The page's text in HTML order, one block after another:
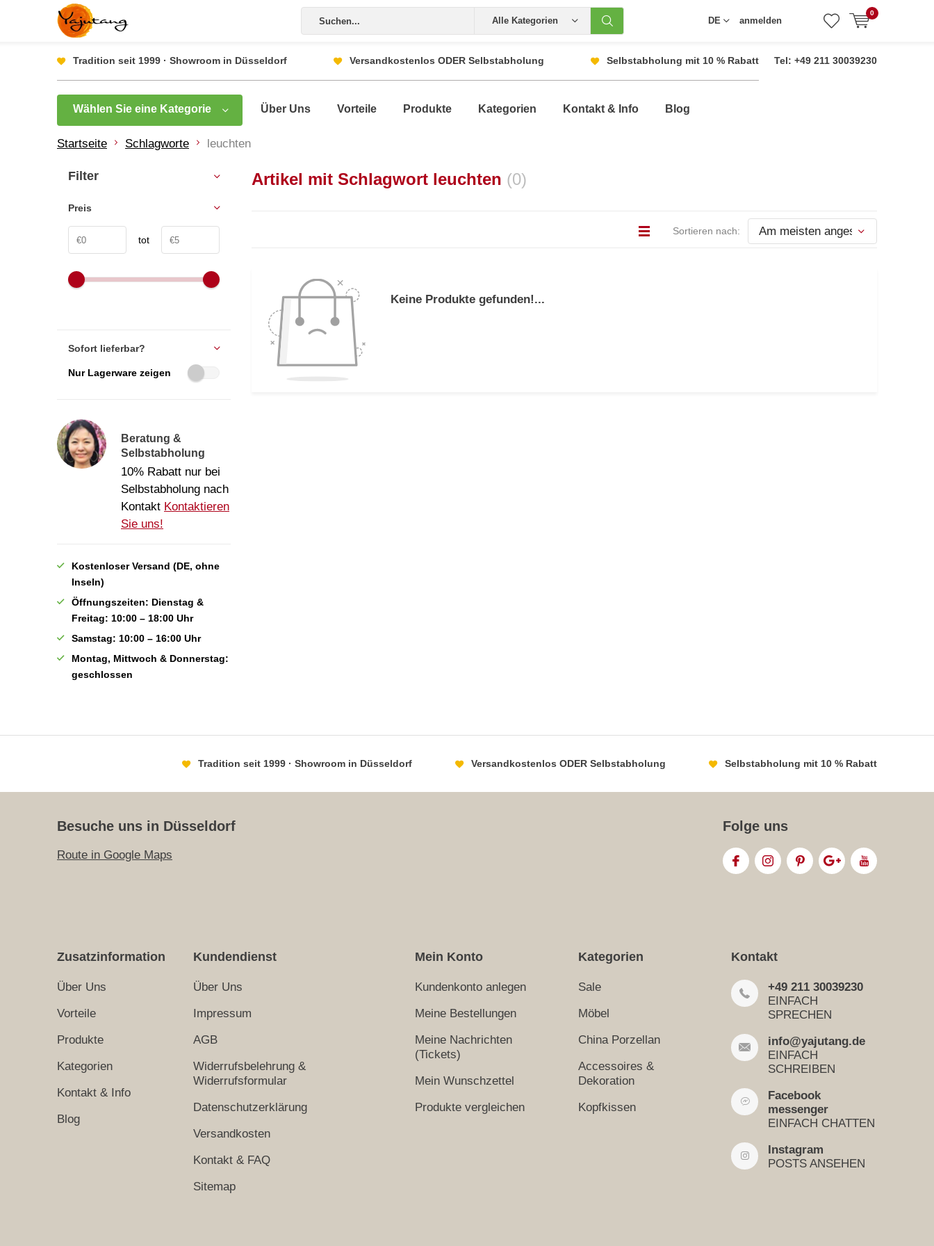
Alle Kategorien DE anmelden
0
Tradition seit 1999 · Showroom in Düsseldorf Versandkostenlos ODER Selbstabholung Selbstabholung mit 10 % Rabatt Tel: +49 211 30039230
Wählen Sie eine Kategorie Über Uns Vorteile Produkte Kategorien Kontakt & Info Blog
Startseite Schlagworte leuchten
Artikel mit Schlagwort leuchten (0)
Sortieren nach:
Keine Produkte gefunden!...
Filter
Preis
tot
Sofort lieferbar?
Nur Lagerware zeigen
Beratung &
Selbstabholung
10% Rabatt nur bei
Selbstabholung nach
Kontakt Kontaktieren
Sie uns!
Kostenloser Versand (DE, ohne
Inseln)
Öffnungszeiten: Dienstag &
Freitag: 10:00 – 18:00 Uhr
Samstag: 10:00 – 16:00 Uhr
Montag, Mittwoch & Donnerstag:
geschlossen
Tradition seit 1999 · Showroom in Düsseldorf Versandkostenlos ODER Selbstabholung Selbstabholung mit 10 % Rabatt
Besuche uns in Düsseldorf
Route in Google Maps
Folge uns
Zusatzinformation
Über Uns
Vorteile
Produkte
Kategorien
Kontakt & Info
Blog
Kundendienst
Über Uns
Impressum
AGB
Widerrufsbelehrung &
Widerrufsformular
Datenschutzerklärung
Versandkosten
Kontakt & FAQ
Sitemap
Mein Konto
Kundenkonto anlegen
Meine Bestellungen
Meine Nachrichten
(Tickets)
Mein Wunschzettel
Produkte vergleichen
Kategorien
Sale
Möbel
China Porzellan
Accessoires &
Dekoration
Kopfkissen
Kontakt
+49 211 30039230
EINFACH
SPRECHEN
info@yajutang.de
EINFACH
SCHREIBEN
Facebook
messenger
EINFACH CHATTEN
Instagram
POSTS ANSEHEN